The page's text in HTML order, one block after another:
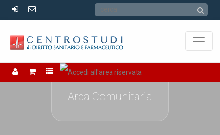
Area Comunitaria